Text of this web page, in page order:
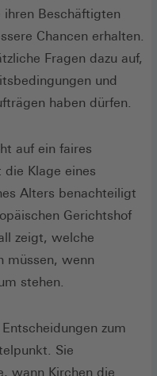
Beschäftigten
Chancen erhalten.
Fragen dazu auf,
und
haben dürfen.
auf ein faires
Klage eines
Alters benachteiligt
Gerichtshof
zeigt, welche
müssen, wenn
stehen.
zum
Sie
wann Kirchen die